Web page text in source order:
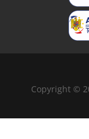
Copyright ©